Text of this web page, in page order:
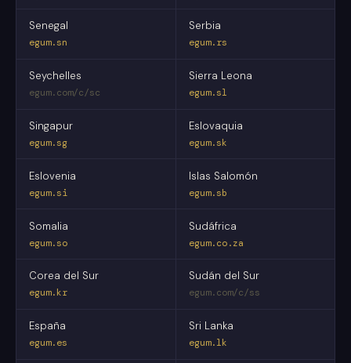
Senegal
egum.sn
Serbia
egum.rs
Seychelles
egum.com/c/sc
Sierra Leona
egum.sl
Singapur
egum.sg
Eslovaquia
egum.sk
Eslovenia
egum.si
Islas Salomón
egum.sb
Somalia
egum.so
Sudáfrica
egum.co.za
Corea del Sur
egum.kr
Sudán del Sur
egum.com/c/ss
España
egum.es
Sri Lanka
egum.lk